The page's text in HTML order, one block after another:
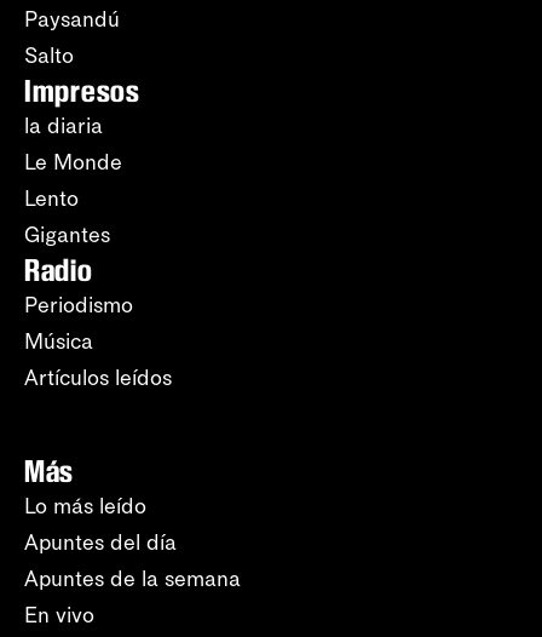
Paysandú
Salto
Impresos
la diaria
Le Monde
Lento
Gigantes
Radio
Periodismo
Música
Artículos leídos
Más
Lo más leído
Apuntes del día
Apuntes de la semana
En vivo